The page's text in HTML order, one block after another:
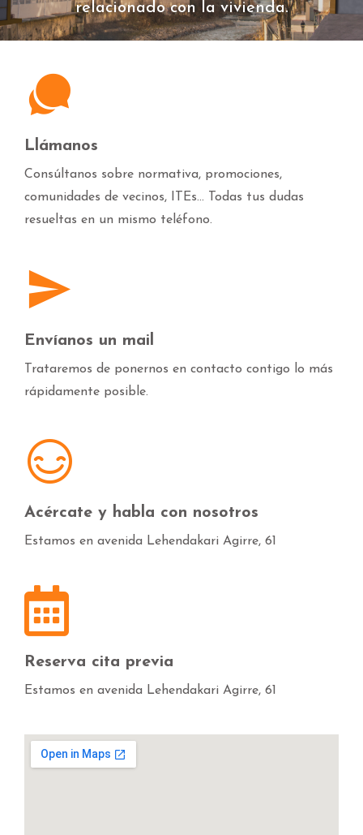
relacionado con la vivienda.
Llámanos
Consúltanos sobre normativa, promociones,
comunidades de vecinos, ITEs... Todas tus dudas
resueltas en un mismo teléfono.
Envíanos un mail
Trataremos de ponernos en contacto contigo lo más
rápidamente posible.
Acércate y habla con nosotros
Estamos en avenida Lehendakari Agirre, 61
Reserva cita previa
Estamos en avenida Lehendakari Agirre, 61